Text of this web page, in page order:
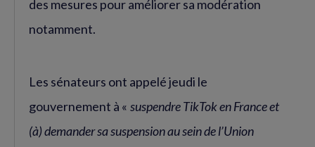
des mesures pour améliorer sa modération
notamment.
Les sénateurs ont appelé jeudi le
gouvernement à « suspendre TikTok en France et
(à) demander sa suspension au sein de l’Union